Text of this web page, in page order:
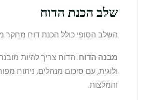
שלב הכנת הדוח
השלב הסופי כולל הכנת דוח מחקר
מבנה הדוח: הדוח צריך להיות
ולוגית, עם סיכום מנהלים, ניתוח
והמלצות.